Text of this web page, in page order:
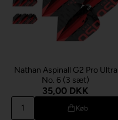
Nathan Aspinall G2 Pro Ultra
No. 6 (3 sæt)
35,00 DKK
Køb